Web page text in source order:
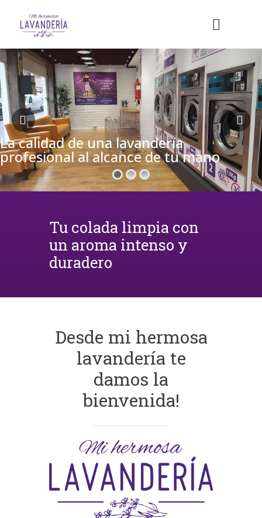
La calidad de una lavandería
profesional al alcance de tu mano
Tu colada limpia con
un aroma intenso y
duradero
Desde mi hermosa
lavandería te
damos la
bienvenida!